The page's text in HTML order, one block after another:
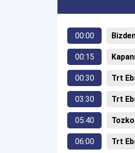
00:00
00:15
00:30 Trt
03:30 Trt
05:40
06:00 Trt